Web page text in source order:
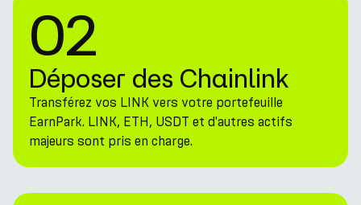
02
Déposer des Chainlink
Transférez vos LINK vers votre portefeuille
EarnPark. LINK, ETH, USDT et d'autres actifs
majeurs sont pris en charge.